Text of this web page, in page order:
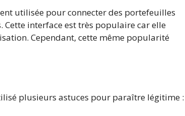
utilisée pour connecter des portefeuilles
interface est très populaire car elle
Cependant, cette même popularité
plusieurs astuces pour paraître légitime :